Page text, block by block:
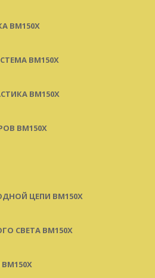
BM150X
BM150X
BM150X
BM150X
ЦЕПИ BM150X
СВЕТА BM150X